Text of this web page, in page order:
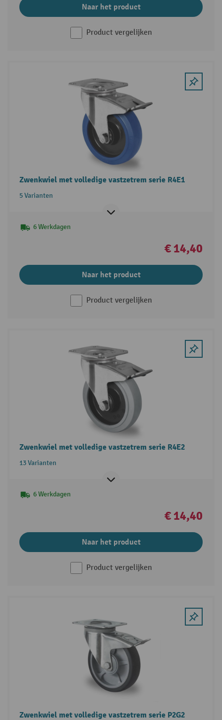
Naar het product
Product vergelijken
Zwenkwiel met volledige vastzetrem serie R4E1
5 Varianten
6 Werkdagen
€ 14,40
Naar het product
Product vergelijken
Zwenkwiel met volledige vastzetrem serie R4E2
13 Varianten
6 Werkdagen
€ 14,40
Naar het product
Product vergelijken
Zwenkwiel met volledige vastzetrem serie P2G2